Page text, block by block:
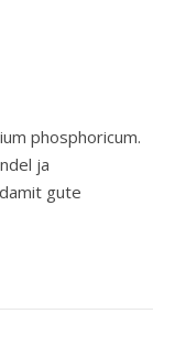
phosphoricum.
ja
gute